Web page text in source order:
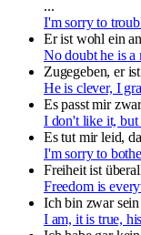
...
I'm sorry to
Er ist wohl ein
No doubt he is a
Zugegeben, er
He is clever, I
Es passt mir
I don't like it,
Es tut mir leid,
I'm sorry to
Freiheit ist
Freedom is
Ich bin zwar sein
I am, it is true,